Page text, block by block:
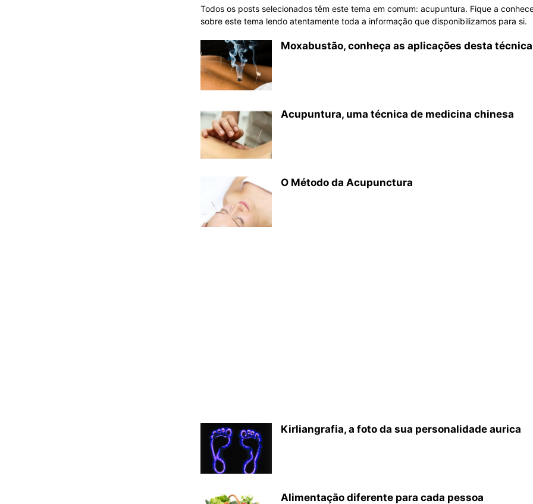
Todos os posts selecionados têm este tema em comum: acupuntura. Fique a
sobre este tema lendo atentamente toda a informação que disponibilizamos para si.
Moxabustão, conheça as aplicações desta
Acupuntura, uma técnica de medicina chinesa
O Método da Acupunctura
Kirliangrafia, a foto da sua personalidade aurica
Alimentação diferente para cada pessoa